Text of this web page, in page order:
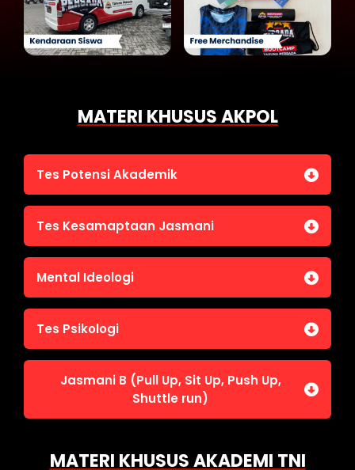
MATERI KHUSUS AKPOL
Tes Potensi Akademik
Bahasa Indonesia
Penalaran Numerik
Pengetahuan Umum (termasuk UU Kepolisian)
Tes Wawasan Kebangsaan
Tes Kesamaptaan Jasmani
Jasmani A (Lari 12 menit)
Mental Ideologi
Mental Ideologi
Tes Psikologi
Tes Kecerdasan
Tes Kecermatan
Tes Kepribadian
Jasmani B (Pull Up, Sit Up, Push Up,
Shuttle run)
MATERI KHUSUS AKADEMI TNI